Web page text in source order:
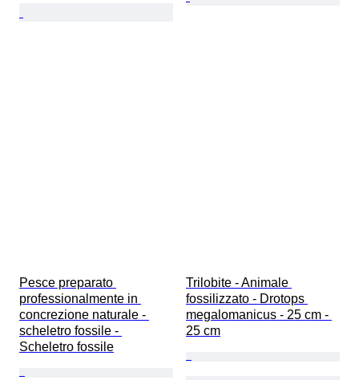
Pesce preparato
professionalmente in
concrezione naturale -
scheletro fossile -
Scheletro fossile
Trilobite - Animale
fossilizzato - Drotops
megalomanicus - 25 cm -
25 cm